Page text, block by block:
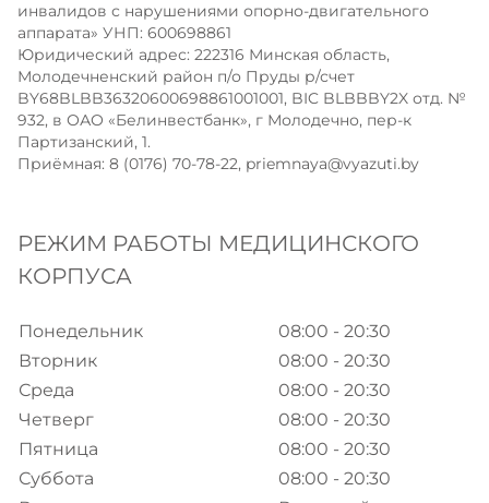
инвалидов с нарушениями опорно-двигательного
аппарата» УНП: 600698861
Юридический адрес: 222316 Минская область,
Молодечненский район п/о Пруды р/счет
BY68BLBB36320600698861001001, BIC BLBBBY2X отд. №
932, в ОАО «Белинвестбанк», г Молодечно, пер-к
Партизанский, 1.
Приёмная: 8 (0176) 70-78-22, priemnaya@vyazuti.by
РЕЖИМ РАБОТЫ МЕДИЦИНСКОГО
КОРПУСА
Понедельник
08:00 - 20:30
Вторник
08:00 - 20:30
Среда
08:00 - 20:30
Четверг
08:00 - 20:30
Пятница
08:00 - 20:30
Суббота
08:00 - 20:30